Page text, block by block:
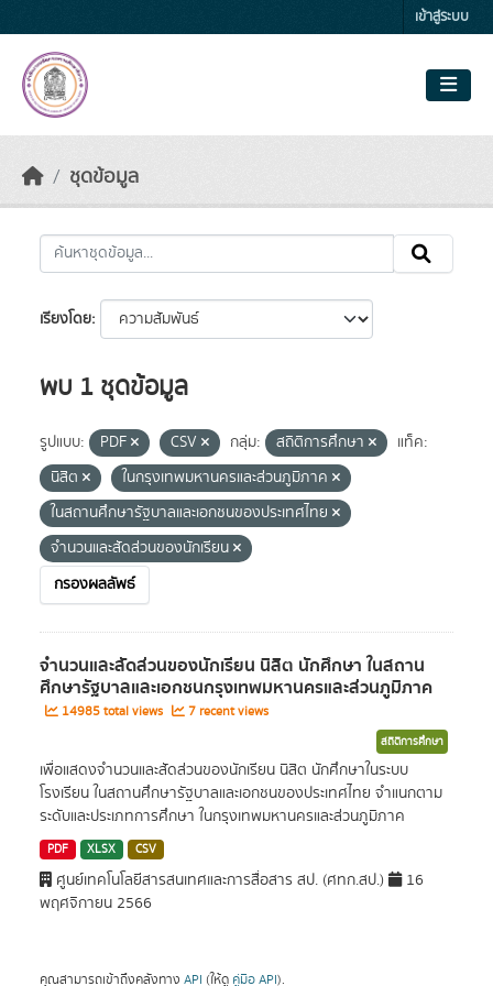
เข้าสู่ระบบ
ชุดข้อมูล
เรียงโดย
พบ 1 ชุดข้อมูล
รูปแบบ: PDF CSV กลุ่ม: สถิติการศึกษา
แท็ค:
นิสิต
ในกรุงเทพมหานครและส่วนภูมิภาค
ในสถานศึกษารัฐบาลและเอกชนของประเทศไทย
จำนวนและสัดส่วนของนักเรียน
กรองผลลัพธ์
จำนวนและสัดส่วนของนักเรียน นิสิต นักศึกษา ในสถาน
ศึกษารัฐบาลและเอกชนกรุงเทพมหานครและส่วนภูมิภาค
14985 total views 7 recent views
สถิติการศึกษา
เพื่อแสดงจำนวนและสัดส่วนของนักเรียน นิสิต นักศึกษาในระบบ
โรงเรียน ในสถานศึกษารัฐบาลและเอกชนของประเทศไทย จำแนกตาม
ระดับและประเภทการศึกษา ในกรุงเทพมหานครและส่วนภูมิภาค
PDF XLSX CSV
ศูนย์เทคโนโลยีสารสนเทศและการสื่อสาร สป. (ศทก.สป.)
16
พฤศจิกายน 2566
คุณสามารถเข้าถึงคลังทาง API (ให้ดู คู่มือ API).